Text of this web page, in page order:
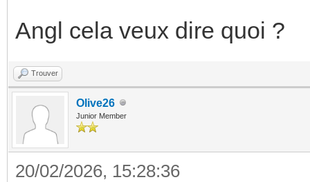
Angl cela veux dire quoi ?
Trouver
Olive26
Junior Member
20/02/2026, 15:28:36